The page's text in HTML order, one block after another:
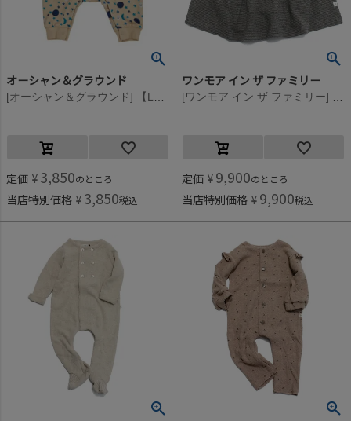
オーシャン＆グラウンド
[オーシャン＆グラウンド] 【La stella/ラステラ】 BOY’Sソウガラ新生児ロンパス ベージュ(オバケ)
定価 ¥ 3,850のところ
当店特別価格 ¥ 3,850税込
ワンモア イン ザ ファミリー
[ワンモア イン ザ ファミリー] TINAボーダーボディスーツ グレー(GRAY)
定価 ¥ 9,900のところ
当店特別価格 ¥ 9,900税込